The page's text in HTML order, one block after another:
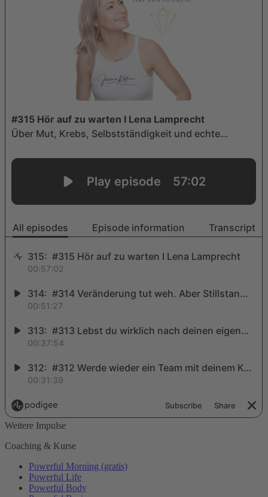
Weitere Impulse
Coaching & Kurse
Powerful Morning (gratis)
Powerful Life
Powerful Body